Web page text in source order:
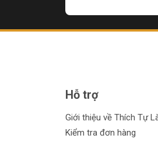
Hỗ trợ
Giới thiệu về Thích Tự
Kiểm tra đơn hàng